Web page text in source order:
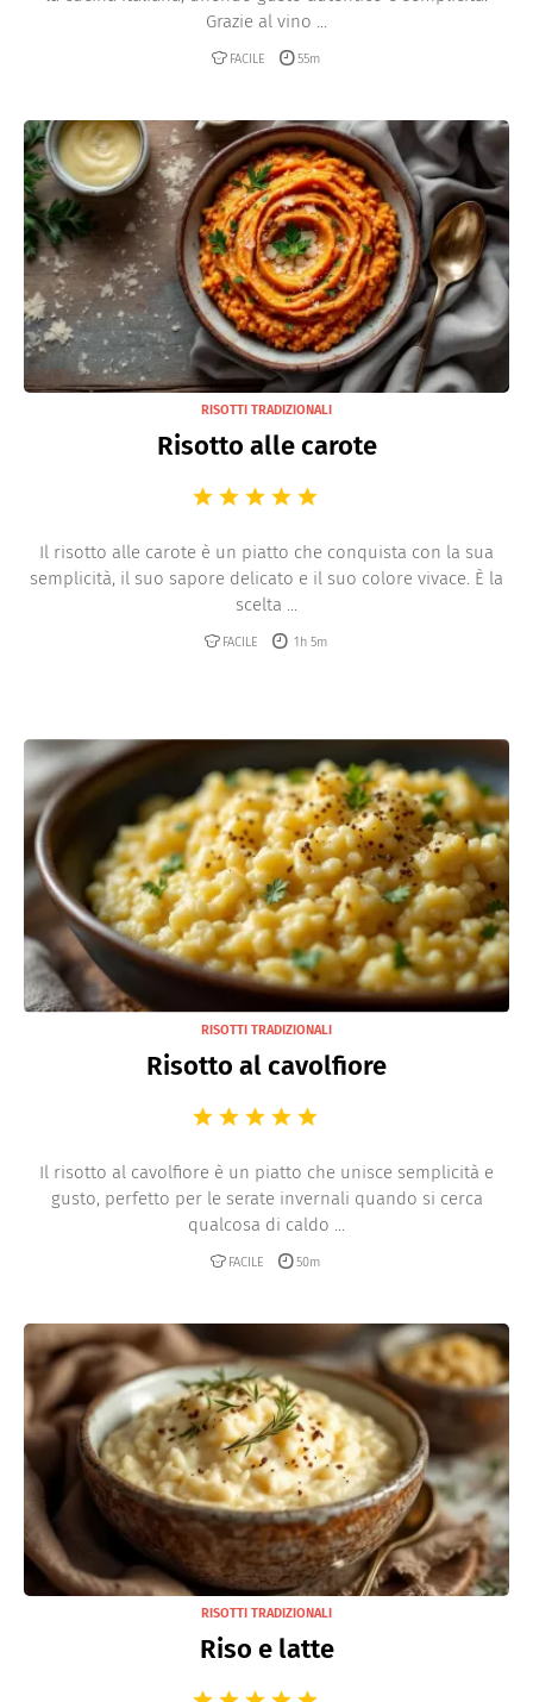
Grazie al vino ...
FACILE 55m
RISOTTI TRADIZIONALI
Risotto alle carote
Il risotto alle carote è un piatto che conquista con la sua
semplicità, il suo sapore delicato e il suo colore vivace. È la
scelta ...
FACILE 1h 5m
RISOTTI TRADIZIONALI
Risotto al cavolfiore
Il risotto al cavolfiore è un piatto che unisce semplicità e
gusto, perfetto per le serate invernali quando si cerca
qualcosa di caldo ...
FACILE 50m
RISOTTI TRADIZIONALI
Riso e latte